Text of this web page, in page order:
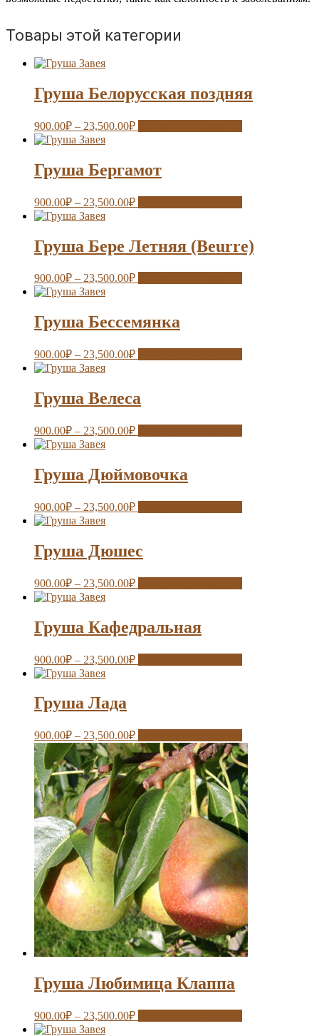
Товары этой категории
Груша Белорусская поздняя
900.00₽ – 23,500.00₽
Груша Бергамот
900.00₽ – 23,500.00₽
Груша Бере Летняя (Beurre)
900.00₽ – 23,500.00₽
Груша Бессемянка
900.00₽ – 23,500.00₽
Груша Велеса
900.00₽ – 23,500.00₽
Груша Дюймовочка
900.00₽ – 23,500.00₽
Груша Дюшес
900.00₽ – 23,500.00₽
Груша Кафедральная
900.00₽ – 23,500.00₽
Груша Лада
900.00₽ – 23,500.00₽
Груша Любимица Клаппа
900.00₽ – 23,500.00₽